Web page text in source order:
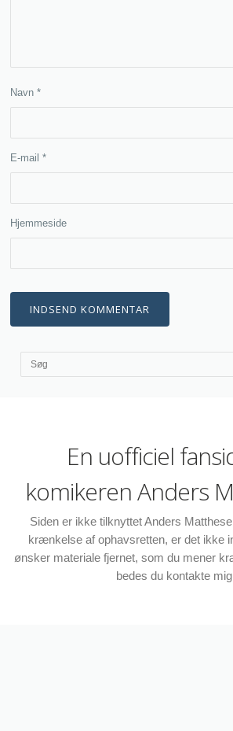
Navn*
E-mail*
Hjemmeside
En uofficiel
komikeren Anders
Siden er ikke tilknyttet Anders
krænkelse af ophavsretten, er det ikke
ønsker materiale fjernet, som du mener
bedes du kontakte